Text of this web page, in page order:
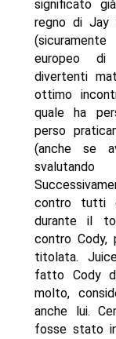
significato
regno di
europeo di
divertenti
ottimo
quale ha
perso
(anche se
contro tutti
durante il
contro Cody,
titolata.
fatto Cody
molto,
anche lui.
fosse stato